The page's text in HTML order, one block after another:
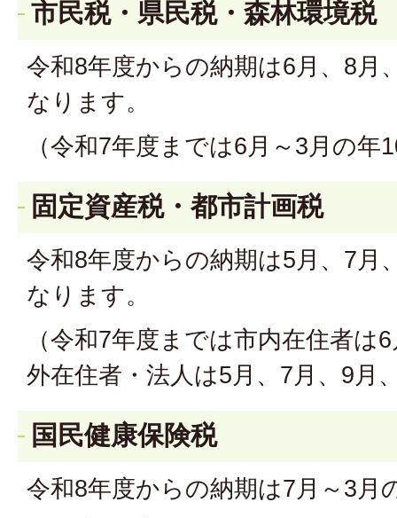
市民税・県民税・森林環境税
令和8年度からの納期は6月、8月
なります。
（令和7年度までは6月～3月の年
固定資産税・都市計画税
令和8年度からの納期は5月、7月
なります。
（令和7年度までは市内在住者は
外在住者・法人は5月、7月、9月
国民健康保険税
令和8年度からの納期は7月～3月